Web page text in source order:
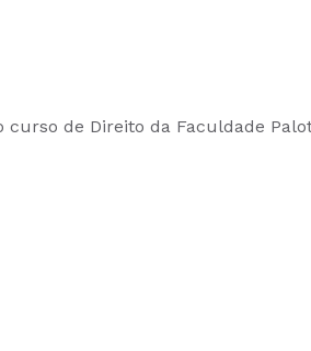
de Direito da Faculdade